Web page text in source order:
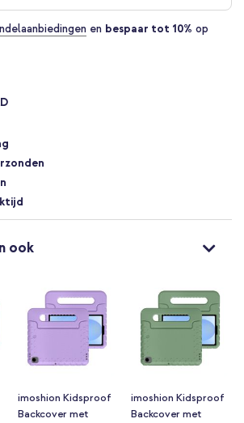
en bespaar tot 10% op
ook
imoshion Kidsproof
Backcover met
imoshion Kidsproof
Backcover met